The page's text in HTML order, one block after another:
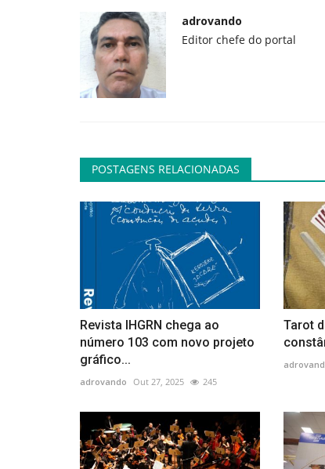
adrovando
Editor chefe do portal
POSTAGENS RELACIONADAS
Revista IHGRN chega ao
número 103 com novo projeto
gráfico...
adrovando Out 27, 2025 245
Tarot
Como fugir do Google?
adrovando
Para substituir a busca, é fácil. A busca do
piorado muito significativamente...